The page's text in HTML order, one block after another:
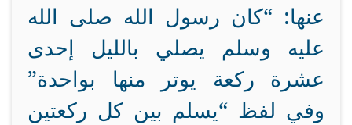
عنها: “كان رسول الله صلى الله
عليه وسلم يصلي بالليل إحدى
عشرة ركعة يوتر منها بواحدة”
وفي لفظ “يسلم بين كل ركعتين